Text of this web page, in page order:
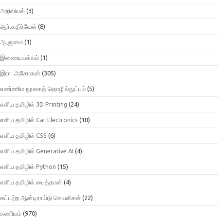
அறிவியல் (3)
ஆர்.கதிர்வேல் (8)
ஆளுமை (1)
இணையபக்கம் (1)
இரா. அசோகன் (305)
எண்ணிம நூலகத் தொழில்நுட்பம் (5)
எளிய தமிழில் 3D Printing (24)
எளிய தமிழில் Car Electronics (18)
எளிய தமிழில் CSS (6)
எளிய தமிழில் Generative AI (4)
எளிய தமிழில் Python (15)
எளிய தமிழில் பைத்தான் (4)
கட்டற்ற ஆன்டிராய்டு செயலிகள் (22)
கணியம் (970)